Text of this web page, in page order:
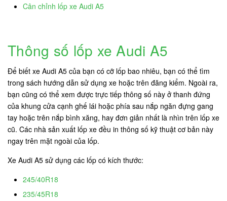
Cân chỉnh lốp xe Audi A5
Thông số lốp xe Audi A5
Để biết xe Audi A5 của bạn có cỡ lốp bao nhiêu, bạn có thể tìm
trong sách hướng dẫn sử dụng xe hoặc trên đăng kiểm. Ngoài ra,
bạn cũng có thể xem được trực tiếp thông số này ở thanh đứng
của khung cửa cạnh ghế lái hoặc phía sau nắp ngăn đựng gang
tay hoặc trên nắp bình xăng, hay đơn giản nhất là nhìn trên lốp xe
cũ. Các nhà sản xuất lốp xe đều in thông số kỹ thuật cơ bản này
ngay trên mặt ngoài của lốp.
Xe Audi A5 sử dụng các lốp có kích thước:
245/40R18
235/45R18